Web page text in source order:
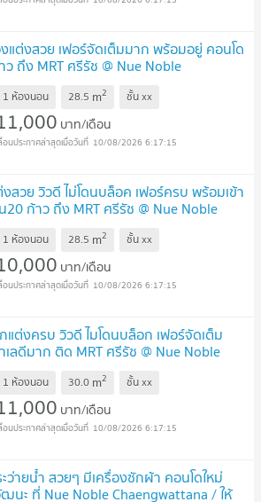
แต่งสวย เฟอร์จัดเต็มมาก พร้อมอยู่ คอนโด
ถึง MRT ศรีรัช @ Nue Noble
1 ห้องนอน 28.5 m2 ชั้นxx
บาท/เดือน
10/08/2026 6:17:15
สวย วิวดี ไม่โดนบล็อค เฟอร์ครบ พร้อมเข้า
20 ก้าว ถึง MRT ศรีรัช @ Nue Noble
1 ห้องนอน 28.5 m2 ชั้นxx
บาท/เดือน
10/08/2026 6:17:15
ต่งครบ วิวดี ไมโดนบล็อก เฟอร์จัดเต็ม
ลดีมาก ติด MRT ศรีรัช @ Nue Noble
1 ห้องนอน 30.0 m2 ชั้นxx
บาท/เดือน
10/08/2026 6:17:15
ายน้ำ สวยๆ มีเครื่องซักผ้า คอนโดใหม่
นะ ที่ Nue Noble Chaengwattana / ให้